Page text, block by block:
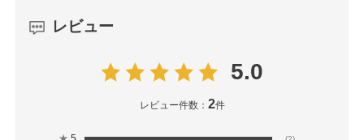
レビュー
5.0
レビュー件数： 2件